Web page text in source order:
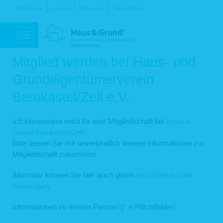
Navigation
Info-Service Kontakt Impressum Datenschutz
Mitglied werden bei Haus- und
Grundeigentümerverein
Bernkastel/Zell e.V.
Ich interessiere mich für eine Mitgliedschaft bei Haus &
Grund Bernkastel/Zell.
Bitte lassen Sie mir unverbindlich weitere Informationen zur
Mitgliedschaft zukommen.
Alternativ können Sie hier auch gleich die Mitgliedschaft
beantragen.
Informationen zu meiner Person 1 (* = Pflichtfelder):